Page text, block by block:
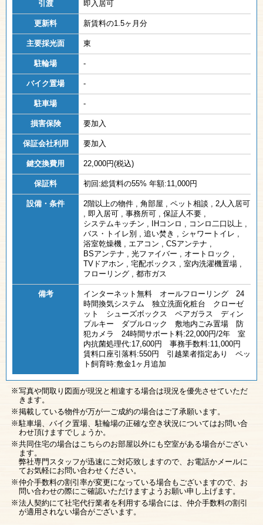
引渡 即入居可
更新料 新賃料の1.5ヶ月分
主要採光面 東
駐輪場 -
バイク置場 -
駐車場 -
損害保険 要加入
保証会社利用 要加入
鍵交換費用 22,000円(税込)
保証料 初回:総賃料の55% 年額:11,000円
設備・条件 2階以上の物件 , 角部屋 , ペット相談 , 2人入居可
, 即入居可 , 事務所可 , 保証人不要 ,
システムキッチン , IHコンロ , コンロ二口以上 ,
バス・トイレ別 , 追い焚き , シャワートイレ ,
浴室乾燥機 , エアコン , CSアンテナ ,
BSアンテナ , 光ファイバー , オートロック ,
TVドアホン , 宅配ボックス , 室内洗濯機置場 ,
フローリング , 都市ガス
備考
インターネット無料 オールフローリング 24
時間換気システム 独立洗面化粧台 クローゼ
ット シューズボックス ペアガラス ディン
プルキー ダブルロック 敷地内ごみ置場 防
犯カメラ 24時間サポート料:22,000円/2年 室
内抗菌処理代:17,600円 事務手数料:11,000円
賃料口座引落料:550円 引越業者指定あり ペッ
ト飼育時:敷金1ヶ月追加
写真や間取り図面が現況と相違する場合は現況を優先させていただ
きます。
掲載している物件が万が一ご成約の場合はご了承願います。
駐車場、バイク置場、駐輪場の正確な空き状況についてはお問い合
わせ頂けますでしょうか。
共同住宅の場合はこちらのお部屋以外にも空室がある場合がござい
ます。
弊社専門スタッフが迅速にご対応致しますので、お電話かメールに
てお気軽にお問い合わせください。
仲介手数料の割引率が変更になっている場合もございますので、お
問い合わせの際にご確認いただけますようお願い申し上げます。
法人契約にて社宅代行業者を利用する場合には、仲介手数料の割引
が適用されない場合がございます。